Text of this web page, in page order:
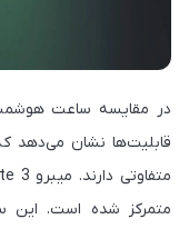
قابلیت‌ها نشان می‌دهد